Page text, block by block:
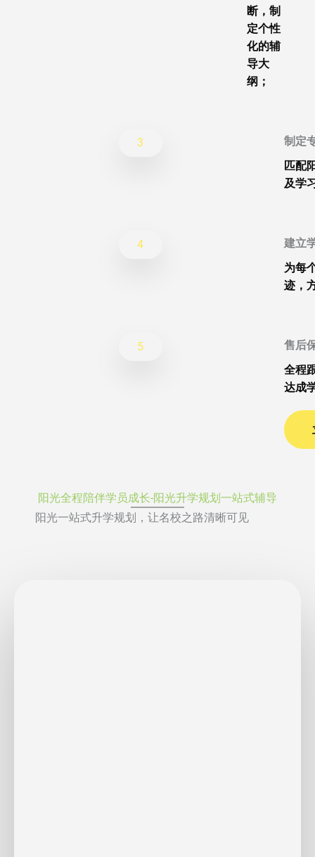
断，制
定个性
化的辅
导大
纲；
3 制定
匹配
及学
4 建立
为每
迹，
5 售后
全程
达成
阳光全程陪伴学员成长-阳光升学规划一站式辅导
阳光一站式升学规划，让名校之路清晰可见